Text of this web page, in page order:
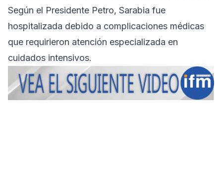
Según el Presidente Petro, Sarabia fue
hospitalizada debido a complicaciones médicas
que requirieron atención especializada en
cuidados intensivos.